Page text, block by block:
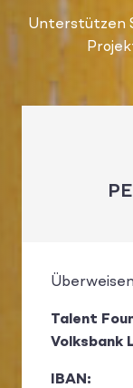
Unterstützen
Talent
Volksbank
IBAN: